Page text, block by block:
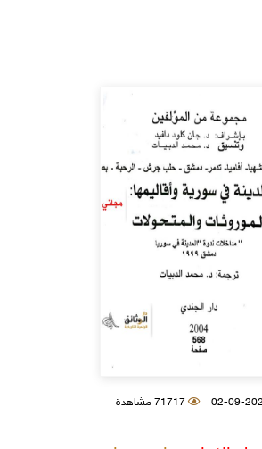
71717 مشاهدة